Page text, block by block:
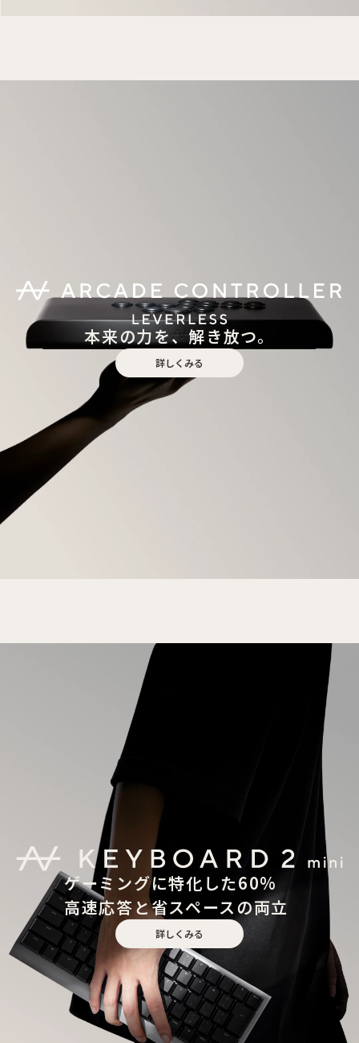
本来の力を、解き放つ。
詳しくみる
ゲーミングに特化した60%
高速応答と省スペースの両立
詳しくみる